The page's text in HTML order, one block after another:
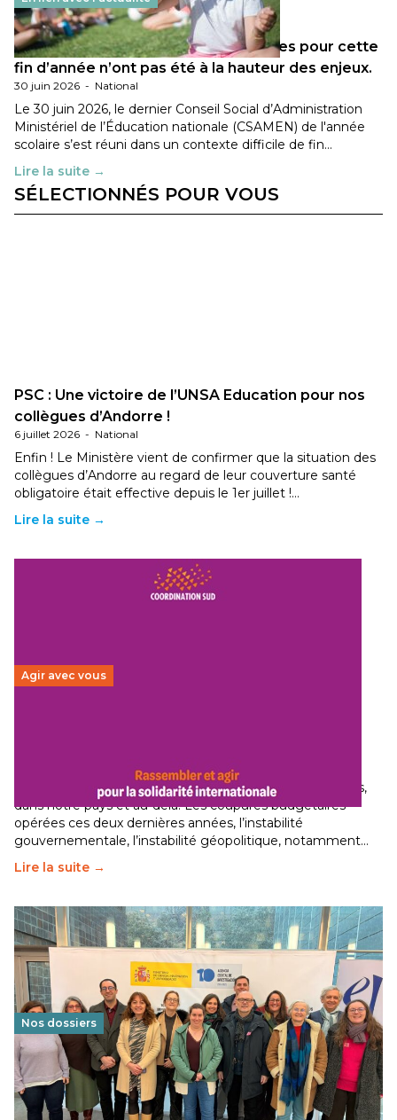
Les décisions ministérielles attendues pour cette
fin d’année n’ont pas été à la hauteur des enjeux.
30 juin 2026 - National
Le 30 juin 2026, le dernier Conseil Social d’Administration
Ministériel de l’Éducation nationale (CSAMEN) de l'année
scolaire s’est réuni dans un contexte difficile de fin…
Lire la suite →
SÉLECTIONNÉS POUR VOUS
PSC : Une victoire de l’UNSA Education pour nos
collègues d’Andorre !
6 juillet 2026 - National
Enfin ! Le Ministère vient de confirmer que la situation des
collègues d’Andorre au regard de leur couverture santé
obligatoire était effective depuis le 1er juillet !…
Lire la suite →
Agir avec vous
Le secteur humanitaire connaît des difficultés profondes,
dans notre pays et au-delà. Les coupures budgétaires
opérées ces deux dernières années, l’instabilité
gouvernementale, l’instabilité géopolitique, notamment…
Lire la suite →
Nos dossiers
Éducation au vivre-ensemble : un échange croisé
franco-espagnol pour changer d’approche
29 juin 2026-National